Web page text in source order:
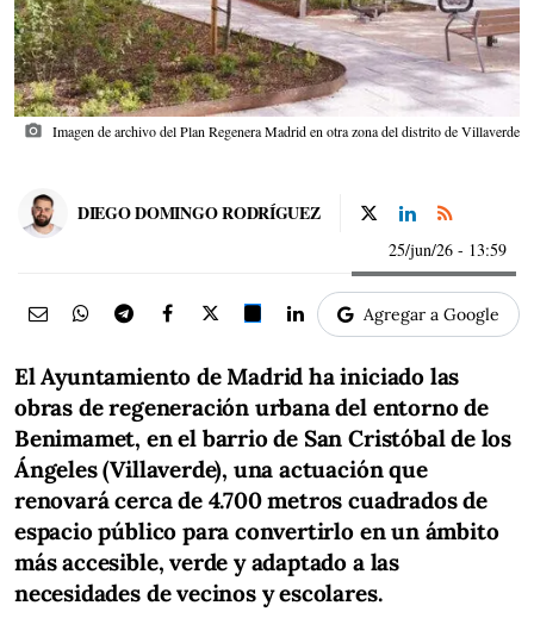
photo_camera Imagen de archivo del Plan Regenera Madrid en otra zona del distrito de Villaverde
DIEGO DOMINGO RODRÍGUEZ
25/jun/26 - 13:59
Agregar a Google
El Ayuntamiento de Madrid ha iniciado las
obras de regeneración urbana del entorno de
Benimamet, en el barrio de San Cristóbal de los
Ángeles (Villaverde), una actuación que
renovará cerca de 4.700 metros cuadrados de
espacio público para convertirlo en un ámbito
más accesible, verde y adaptado a las
necesidades de vecinos y escolares.